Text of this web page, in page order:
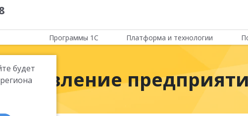
будет
Программы 1С Платформа и технологии
Управление